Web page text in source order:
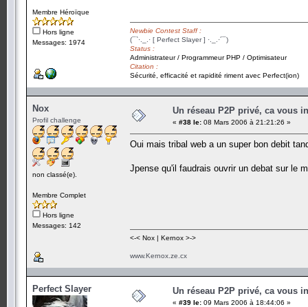
Membre Héroïque
Hors ligne
Messages: 1974
Newbie Contest Staff :
(¯`·._.· [ Perfect Slayer ] ·._.·´¯)
Status :
Administrateur / Programmeur PHP / Optimisateur
Citation :
Sécurité, efficacité et rapidité riment avec Perfect(ion)
Nox
Profil challenge
non classé(e).
Membre Complet
Hors ligne
Messages: 142
Un réseau P2P privé, ca vous
« #38 le: 08 Mars 2006 à 21:21:26 »
Oui mais tribal web a un super bon debit
Jpense qu'il faudrais ouvrir un debat sur le
<-< Nox | Kernox >->
www.Kernox.ze.cx
Perfect Slayer Un réseau P2P privé, ca vous
« #39 le: 09 Mars 2006 à 18:44:06 »